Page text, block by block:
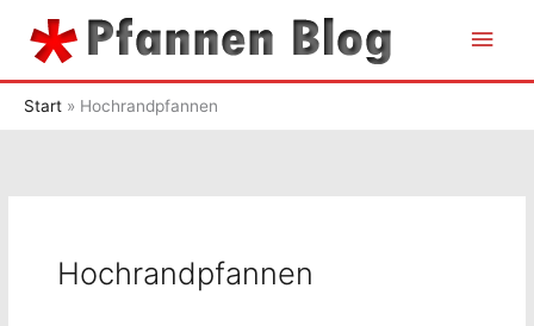
Inhalt
Start Hochrandpfannen
Hochrandpfannen